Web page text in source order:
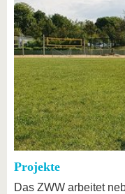
Projekte
Das ZWW arbeitet